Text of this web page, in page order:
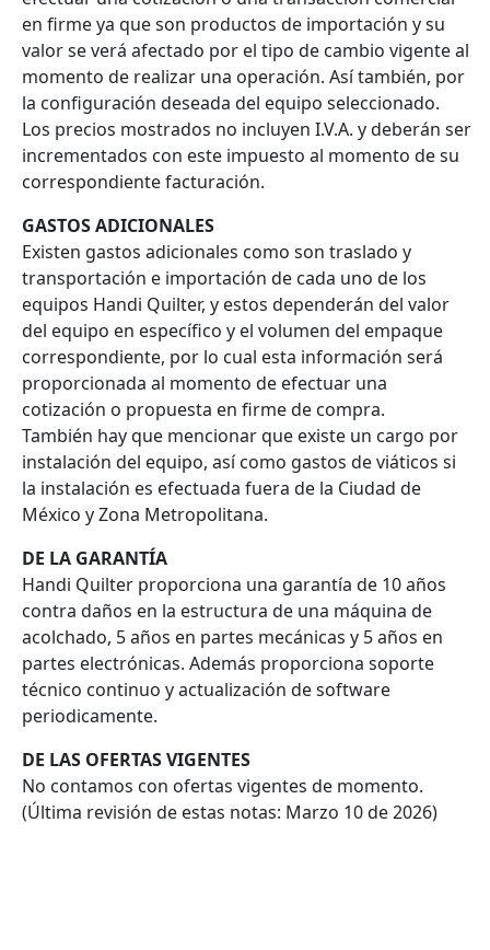
en firme ya que son productos de importación y su
valor se verá afectado por el tipo de cambio vigente al
momento de realizar una operación. Así también, por
la configuración deseada del equipo seleccionado.
Los precios mostrados no incluyen I.V.A. y deberán ser
incrementados con este impuesto al momento de su
correspondiente facturación.
GASTOS ADICIONALES
Existen gastos adicionales como son traslado y
transportación e importación de cada uno de los
equipos Handi Quilter, y estos dependerán del valor
del equipo en específico y el volumen del empaque
correspondiente, por lo cual esta información será
proporcionada al momento de efectuar una
cotización o propuesta en firme de compra.
También hay que mencionar que existe un cargo por
instalación del equipo, así como gastos de viáticos si
la instalación es efectuada fuera de la Ciudad de
México y Zona Metropolitana.
DE LA GARANTÍA
Handi Quilter proporciona una garantía de 10 años
contra daños en la estructura de una máquina de
acolchado, 5 años en partes mecánicas y 5 años en
partes electrónicas. Además proporciona soporte
técnico continuo y actualización de software
periodicamente.
DE LAS OFERTAS VIGENTES
No contamos con ofertas vigentes de momento.
(Última revisión de estas notas: Marzo 10 de 2026)